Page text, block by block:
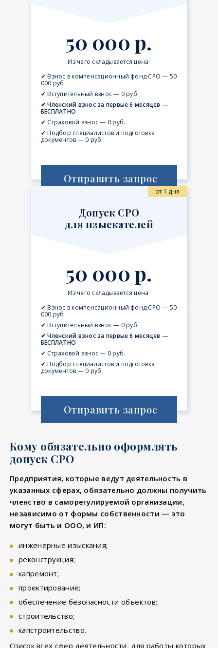
50 000 р.
Из чего складывается цена:
✔ Взнос в компенсационный фонд СРО — 50
000 руб.
✔ Вступительный взнос — 0 руб.
✔ Членский взнос за первые 6 месяцев —
БЕСПЛАТНО
✔ Страховой взнос — 0 руб.
✔ Подбор специалистов и подготовка
документов — 0 руб.
Отправить запрос
от 1 дня
Допуск СРО
для изыскателей
50 000 р.
Из чего складывается цена:
✔ Взнос в компенсационный фонд СРО — 50
000 руб.
✔ Вступительный взнос — 0 руб.
✔ Членский взнос за первые 6 месяцев —
БЕСПЛАТНО
✔ Страховой взнос — 0 руб.
✔ Подбор специалистов и подготовка
документов — 0 руб.
Отправить запрос
Кому обязательно оформлять
допуск СРО
Предприятия, которые ведут деятельность в
указанных сферах, обязательно должны получить
членство в саморегулируемой организации,
независимо от формы собственности — это
могут быть и ООО, и ИП:
инженерные изыскания;
реконструкция;
капремонт;
проектирование;
обеспечение безопасности объектов;
строительство;
капстроительство.
Список всех сфер деятельности, для работы которых